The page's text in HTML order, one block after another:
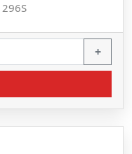
296S
+